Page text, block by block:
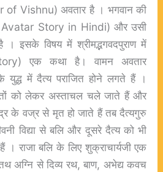
of Vishnu) अवतार है । भगवान की
Avatar Story in Hindi) और उसी
इसके विषय में श्रीमद्भगवदपुराण में
एक कथा है। वामन अवतार
युद्ध में दैत्य पराजित होने लगते हैं ।
को लेकर अस्ताचल चले जाते हैं और
के वज्र से मृत हो जाते हैं तब दैत्यगुरु
विद्या से बलि और दूसरे दैत्य को भी
। राजा बलि के लिए शुक्राचार्यजी एक
अग्नि से दिव्य रथ, बाण, अभेद्य कवच